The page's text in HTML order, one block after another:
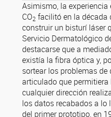
Asimismo, la
CO2 facilitó en la década
construir un bisturí láser
Servicio Dermatológico
destacarse que a
existía la fibra óptica y,
sortear los problemas de
articulado que
cualquier dirección
los datos recabados a
del primer prototipo, en